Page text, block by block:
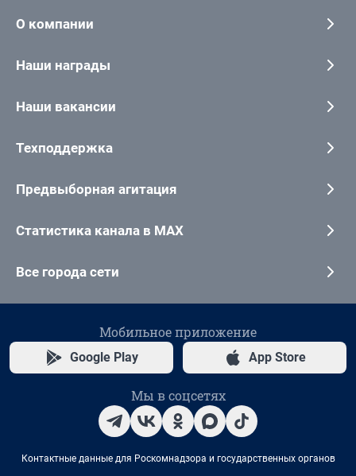
О компании
Наши награды
Наши вакансии
Техподдержка
Предвыборная агитация
Статистика канала в MAX
Все города сети
Мобильное приложение
Google Play App Store
Мы в соцсетях
Контактные данные для Роскомнадзора и государственных органов